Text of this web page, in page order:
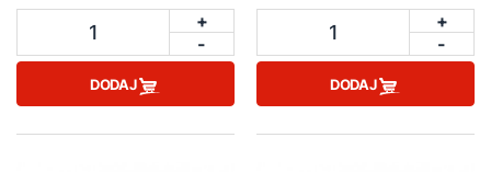
1
+
-
DODAJ
1
+
-
DODAJ